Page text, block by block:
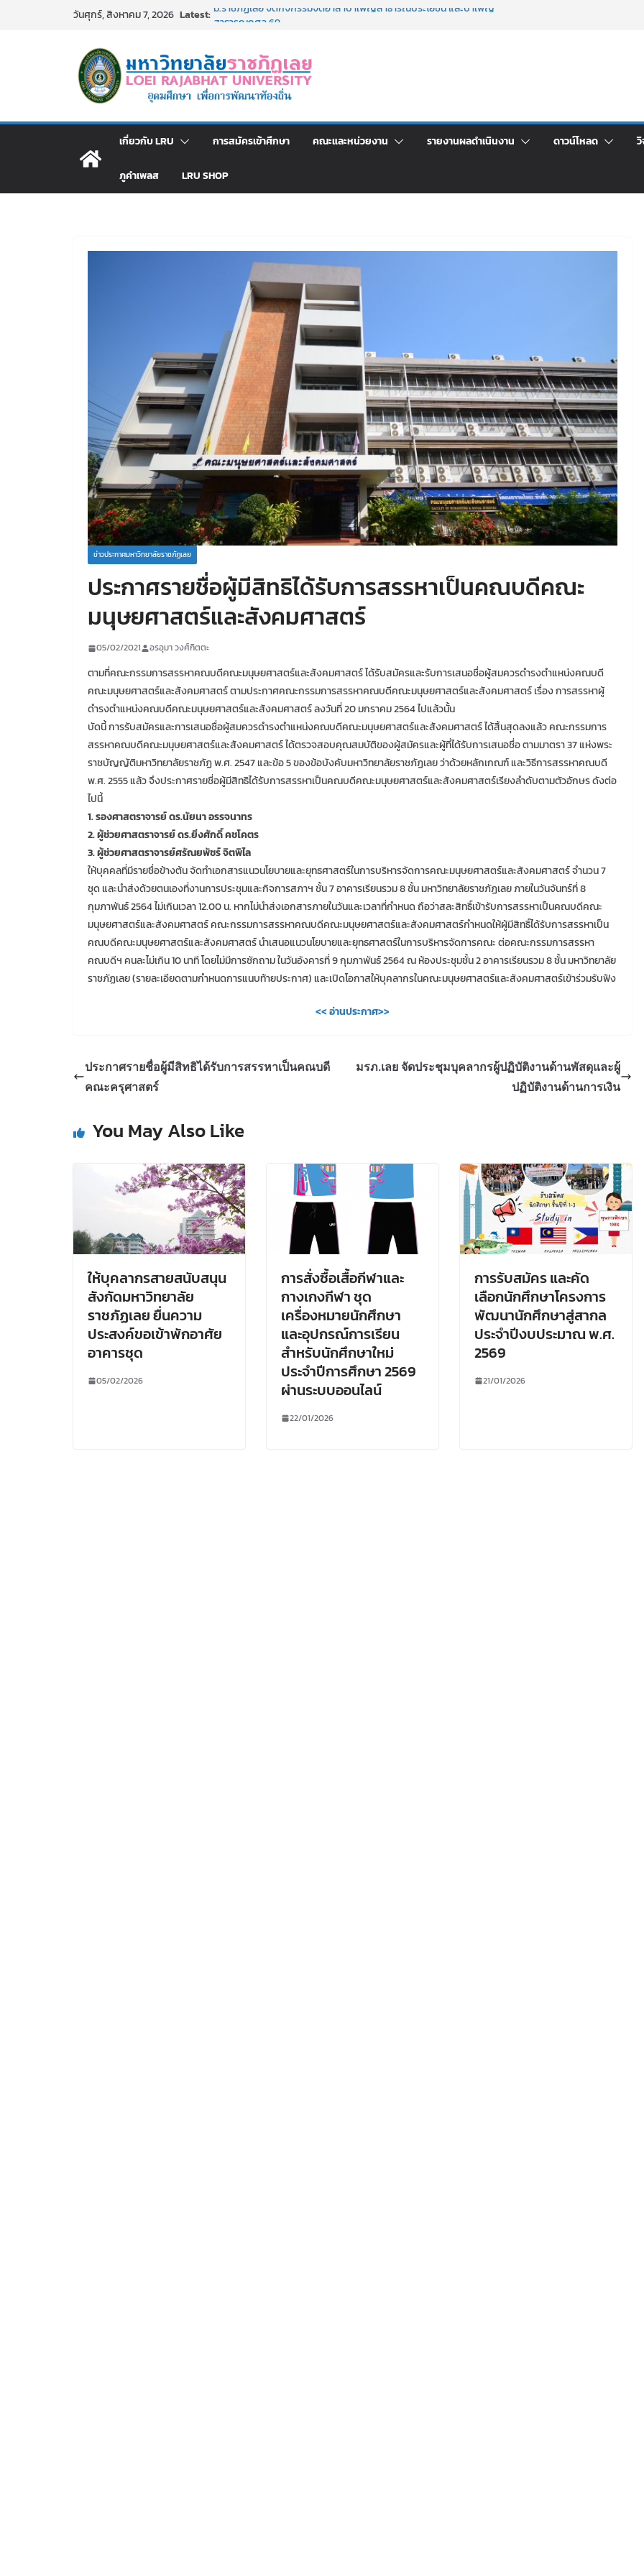
วันศุกร์, สิงหาคม 7, 2026 Latest:ม.ราชภัฏเลย จัดกิจกรรมจิตอาสาบำเพ็ญสาธารณประโยชน์ และบำเพ็ญ
มหาวิทยาลัยราชภัฏเลย ด้วยเงินนอกงบประมาณ ประเภทเงินรายได้
ม.ราชภัฏเลย จัดมหกรรมวิชาการ เปิดบ้าน LRU ครั้งที่ 4 เปิดให้นักเรียน
มัธยมปลายค้นหาสาขาวิชาในฝัน สู่อนาคตที่ใช่
อธิการบดี มรภ.เลย ร่วมประชุมชี้แจงกับคณะอนุกรรมาธิการ ประจำ
ประกาศผู้ชนะการเสนอราคา จ้างทำปกปริญญาบัตร จำนวน ๑,๙๗๒ ชุด
โดยวิธีเฉพาะเจาะจง
เกี่ยวกับ LRU การสมัครเข้าศึกษา คณะและหน่วยงาน รายงานผลดำเนินงาน ดาวน์โหลด
ภูคำเพลส LRU SHOP
ข่าวประกาศมหาวิทยาลัยราชภัฏเลย
ประกาศรายชื่อผู้มีสิทธิได้รับการสรรหาเป็นคณบดีคณะ
มนุษยศาสตร์และสังคมศาสตร์
05/02/2021 อรอุมา วงศ์กิตตะ
ตามที่คณะกรรมการสรรหาคณบดีคณะมนุษยศาสตร์และสังคมศาสตร์ ได้รับสมัครและรับการเสนอชื่อผู้สมควรดำรงตำแหน่งคณบดี
คณะมนุษยศาสตร์และสังคมศาสตร์ ตามประกาศคณะกรรมการสรรหาคณบดีคณะมนุษยศาสตร์และสังคมศาสตร์ เรื่อง การสรรหาผู้
ดำรงตำแหน่งคณบดีคณะมนุษยศาสตร์และสังคมศาสตร์ ลงวันที่ 20 มกราคม 2564 ไปแล้วนั้น
บัดนี้ การรับสมัครและการเสนอชื่อผู้สมควรดำรงตำแหน่งคณบดีคณะมนุษยศาสตร์และสังคมศาสตร์ ได้สิ้นสุดลงแล้ว คณะกรรมการ
สรรหาคณบดีคณะมนุษยศาสตร์และสังคมศาสตร์ ได้ตรวจสอบคุณสมบัติของผู้สมัครและผู้ที่ได้รับการเสนอชื่อ ตามมาตรา 37 แห่งพระ
ราชบัญญัติมหาวิทยาลัยราชภัฏ พ.ศ. 2547 และข้อ 5 ของข้อบังคับมหาวิทยาลัยราชภัฏเลย ว่าด้วยหลักเกณฑ์ และวิธีการสรรหาคณบดี
พ.ศ. 2555 แล้ว จึงประกาศรายชื่อผู้มีสิทธิได้รับการสรรหาเป็นคณบดีคณะมนุษยศาสตร์และสังคมศาสตร์เรียงลำดับตามตัวอักษร ดังต่อ
ไปนี้
1. รองศาสตราจารย์ ดร.นัยนา อรรจนาทร
2. ผู้ช่วยศาสตราจารย์ ดร.ยิ่งศักดิ์ คชโคตร
3. ผู้ช่วยศาสตราจารย์ศรัณยพัชร์ จิตพิไล
ให้บุคคลที่มีรายชื่อข้างต้น จัดทำเอกสารแนวนโยบายและยุทธศาสตร์ในการบริหารจัดการคณะมนุษยศาสตร์และสังคมศาสตร์ จำนวน 7
ชุด และนำส่งด้วยตนเองที่งานการประชุมและกิจการสภาฯ ชั้น 7 อาคารเรียนรวม 8 ชั้น มหาวิทยาลัยราชภัฏเลย ภายในวันจันทร์ที่ 8
กุมภาพันธ์ 2564 ไม่เกินเวลา 12.00 น. หากไม่นำส่งเอกสารภายในวันและเวลาที่กำหนด ถือว่าสละสิทธิ์เข้ารับการสรรหาเป็นคณบดีคณะ
มนุษยศาสตร์และสังคมศาสตร์ คณะกรรมการสรรหาคณบดีคณะมนุษยศาสตร์และสังคมศาสตร์กำหนดให้ผู้มีสิทธิ์ได้รับการสรรหาเป็น
คณบดีคณะมนุษยศาสตร์และสังคมศาสตร์ นำเสนอแนวนโยบายและยุทธศาสตร์ในการบริหารจัดการคณะ ต่อคณะกรรมการสรรหา
คณบดีฯ คนละไม่เกิน 10 นาที โดยไม่มีการซักถาม ในวันอังคารที่ 9 กุมภาพันธ์ 2564 ณ ห้องประชุมชั้น 2 อาคารเรียนรวม 8 ชั้น มหาวิทยาลัย
ราชภัฏเลย (รายละเอียดตามกำหนดการแนบท้ายประกาศ) และเปิดโอกาสให้บุคลากรในคณะมนุษยศาสตร์และสังคมศาสตร์เข้าร่วมรับฟัง
<< อ่านประกาศ>>
ประกาศรายชื่อผู้มีสิทธิได้รับการสรรหาเป็นคณบดี
คณะครุศาสตร์
มรภ.เลย จัดประชุมบุคลากรผู้ปฏิบัติงานด้านพัสดุและผู้
ปฏิบัติงานด้านการเงิน
You May Also Like
ให้บุคลากรสายสนับสนุน
สังกัดมหาวิทยาลัย
ราชภัฏเลย ยื่นความ
ประสงค์ขอเข้าพักอาศัย
อาคารชุด
05/02/2026
การสั่งซื้อเสื้อกีฬาและ
กางเกงกีฬา ชุด
เครื่องหมายนักศึกษา
และอุปกรณ์การเรียน
สำหรับนักศึกษาใหม่
ประจำปีการศึกษา 2569
ผ่านระบบออนไลน์
22/01/2026
การรับสมัคร และคัด
เลือกนักศึกษาโครงการ
พัฒนานักศึกษาสู่สากล
ประจำปีงบประมาณ พ.ศ.
2569
21/01/2026